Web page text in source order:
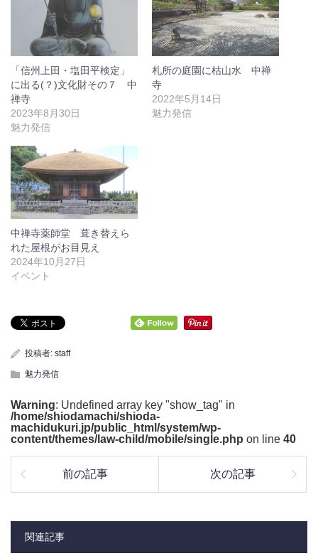
「信州上田・塩田平検定」
に出る(？)文化財その７ 中
禅寺
2023年8月30日
魅力発信
札所の庭園に枯山水 中禅
寺
2022年5月14日
魅力発信
中禅寺薬師堂 葺き替えら
れた屋根がお目見え
2024年10月27日
イベント
投稿者: staff
魅力発信
Warning: Undefined array key "show_tag" in
/home/shiodamachi/shioda-
machidukuri.jp/public_html/system/wp-
content/themes/law-child/mobile/single.php on line 40
前の記事 次の記事
関連記事